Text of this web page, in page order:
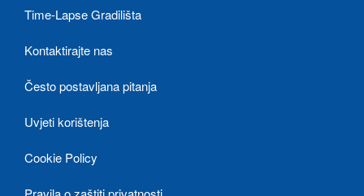
Time-Lapse Gradilišta
Kontaktirajte nas
Često postavljana pitanja
Uvjeti korištenja
Cookie Policy